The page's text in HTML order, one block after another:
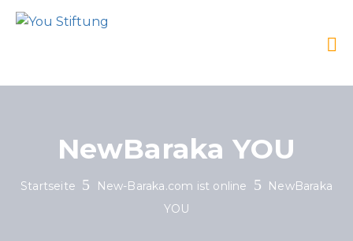
NewBaraka YOU
Startseite New-Baraka.com ist online
NewBaraka
YOU